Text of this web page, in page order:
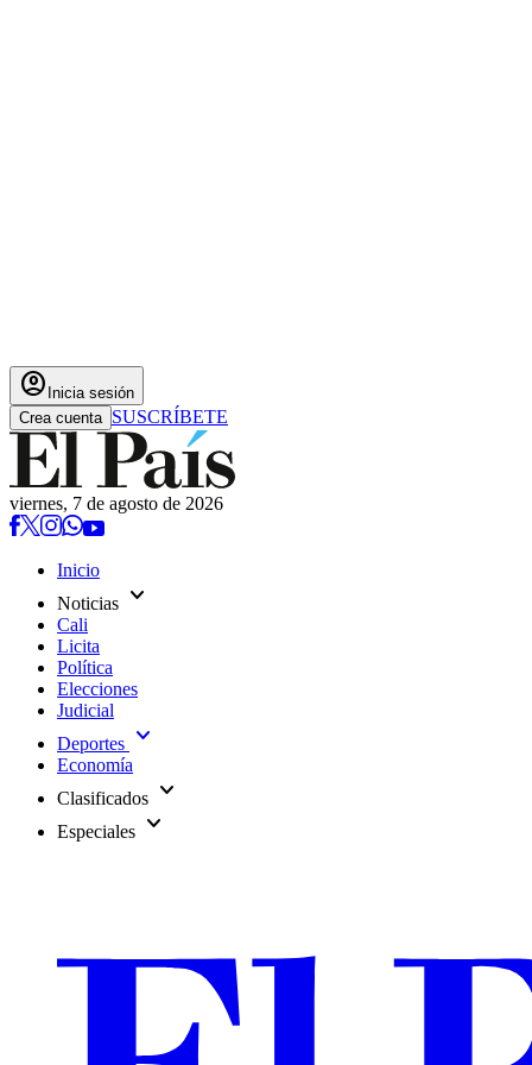
account_circle Inicia sesión
Crea cuenta SUSCRÍBETE
viernes, 7 de agosto de 2026
Inicio
Noticias expand_more
Cali
Licita
Política
Elecciones
Judicial
Deportes expand_more
Economía
Clasificados expand_more
Especiales expand_more